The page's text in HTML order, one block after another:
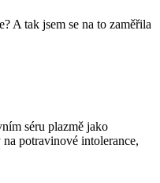
A tak jsem se na to zaměřila
séru plazmě jako
potravinové intolerance,